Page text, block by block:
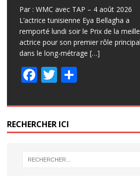
Par : WMC avec TAP – 4 août 2026
L’actrice tunisienne Eya Bellagha a
remporté lundi soir le Prix de la
actrice pour son premier rôle principal
dans le long-métrage […]
F
e
b
o
o
T
itt
er
P
ta
er
RECHERCHER ICI